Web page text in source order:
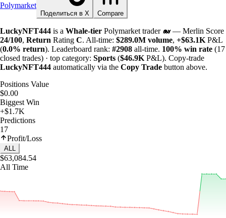
Polymarket
Поделиться в X Compare
LuckyNFT444 is a Whale-tier Polymarket trader 🐋 — Merlin Score
24/100, Return Rating C. All-time: $289.0M volume, +$63.1K P&L
(0.0% return). Leaderboard rank: #2908 all-time. 100% win rate (17
closed trades) · top category: Sports ($46.9K P&L). Copy-trade
LuckyNFT444 automatically via the Copy Trade button above.
Positions Value
$0.00
Biggest Win
+$1.7K
Predictions
17
Profit/Loss
ALL
$63,084.54
All Time